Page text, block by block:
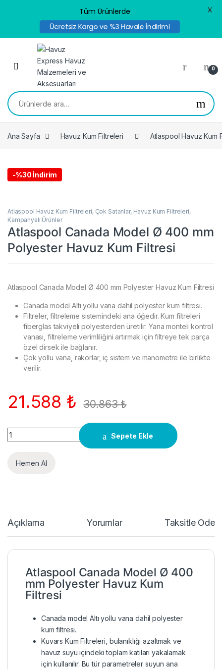
Skip to navigation
Skip to content
0
Ara:
Ana Sayfa Havuz Kum Filtreleri Atlaspool Havuz Kum
-%30 İndirim
Atlaspool Havuz Kum Filtreleri, Çok Satanlar, Havuz Kum Filtreleri,
Kampanyalı Ürünler
Atlaspool Canada Model Ø 400 mm
Polyester Havuz Kum Filtresi
Atlaspool Canada Model Ø 400 mm Polyester Havuz Kum Filtresi
Canada model Altı yollu vana dahil polyester kum filtresi.
Filtreler, filtreleme sistemindeki ana öğedir. Kum filtreleri
fiberglas takviyeli polyesterden üretilir. Yana monteli kontrol
vanası, filtreleme verimliliğini artırmak için filtreye tek parça
özel dirsek ile bağlanır.
Çok yollu vana, rakorlar, iç sistem ve manometre ile birlikte
verilir.
21.588 ₺ 30.863₺
Quantity
Sepete Ekle
Hemen Al
Açıklama Yorumlar Taksitle
Atlaspool Canada Model Ø 400
mm Polyester Havuz Kum
Filtresi
Canada model Altı yollu vana dahil polyester
kum filtresi.
Kuvars Kum Filtreleri, bulanıklığı azaltmak ve
havuz suyu içindeki toplam katıları yakalamak
için kullanılır. Bu tür parametreler suyun ana
Tüm Ürünlerde
Ücretsiz Kargo ve %3 Havale İndirimi
X